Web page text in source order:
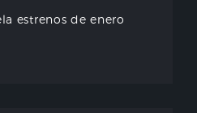
estrenos de enero